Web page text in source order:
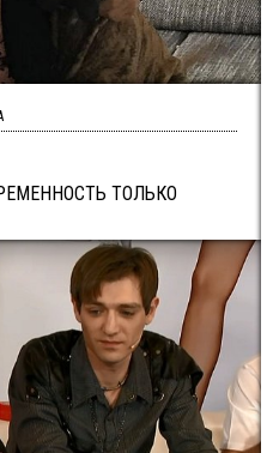
ТОЛЬКО